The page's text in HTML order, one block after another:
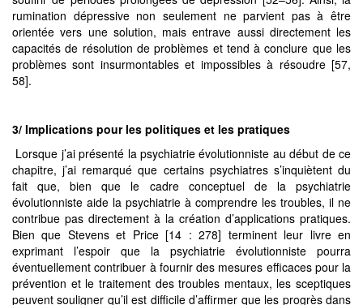
rumination dépressive non seulement ne parvient pas à être
orientée vers une solution, mais entrave aussi directement les
capacités de résolution de problèmes et tend à conclure que les
problèmes sont insurmontables et impossibles à résoudre [57,
58].
3/ Implications pour les politiques et les pratiques
Lorsque j’ai présenté la psychiatrie évolutionniste au début de ce
chapitre, j’ai remarqué que certains psychiatres s’inquiètent du
fait que, bien que le cadre conceptuel de la psychiatrie
évolutionniste aide la psychiatrie à comprendre les troubles, il ne
contribue pas directement à la création d’applications pratiques.
Bien que Stevens et Price [14 : 278] terminent leur livre en
exprimant l’espoir que la psychiatrie évolutionniste pourra
éventuellement contribuer à fournir des mesures efficaces pour la
prévention et le traitement des troubles mentaux, les sceptiques
peuvent souligner qu’il est difficile d’affirmer que les progrès dans